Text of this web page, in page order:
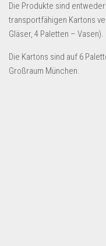
Schuhe & Accessoires
Sport & Freizeit
Uhren & Schmuck
Wohnen & Einrichten
Die Produkte sind
transportfähigen Kartons
Gläser, 4 Paletten – Vasen).
Die Kartons sind auf 6
Großraum München.